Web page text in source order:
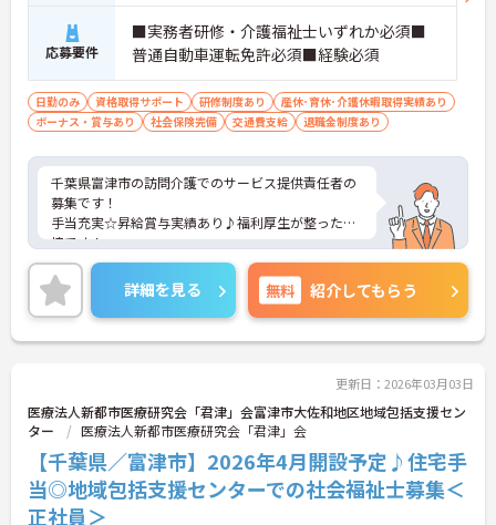
応募要件
■実務者研修・介護福祉士いずれか必須■
普通自動車運転免許必須■経験必須
日勤のみ 資格取得サポート 研修制度あり
産休･育休･介護休暇取得実績あり
ボーナス・賞与あり
社会保険完備 交通費支給 退職金制度あり
千葉県富津市の訪問介護でのサービス提供責任者の
募集です！
手当充実☆昇給賞与実績あり♪福利厚生が整った環
境です！
ご興味のある方は、面接ポイントをお伝えしますの
で、お気軽にご連絡ください。
詳細を見る 無料 紹介してもらう
更新日：2026年03月03日
医療法人新都市医療研究会「君津」会富津市大佐和地区地域包括支援セン
ター
医療法人新都市医療研究会「君津」会
【千葉県／富津市】2026年4月開設予定♪住宅手
当◎地域包括支援センターでの社会福祉士募集＜
正社員＞